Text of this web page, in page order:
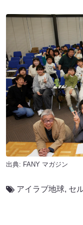
出典: FANY マガジン
アイラブ地球, セ